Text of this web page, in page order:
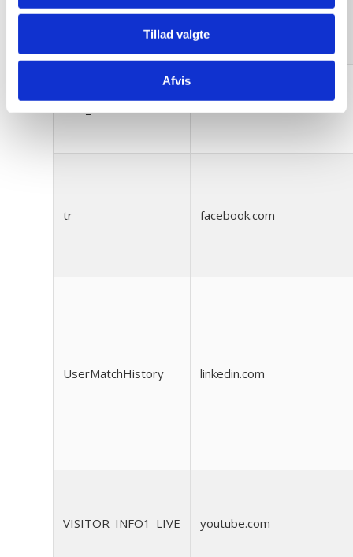
Tillad valgte
Afvis
test_cookie doubleclick.net
tr facebook.com
UserMatchHistory linkedin.com
VISITOR_INFO1_LIVE youtube.com